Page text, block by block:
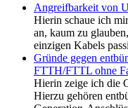
Angreifbarkeit von
Hierin schaue ich
an, kaum zu
einzigen Kabels
Gründe gegen
FTTH/FTTL ohne
Hierin zeige ich die
Hierzu gehören